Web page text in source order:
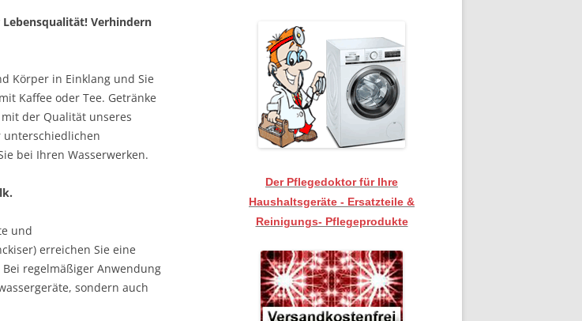
Lebensqualität! Verhindern
Körper in Einklang und Sie
Kaffee oder Tee. Getränke
der Qualität unseres
unterschiedlichen
bei Ihren Wasserwerken.
und
erreichen Sie eine
regelmäßiger Anwendung
sondern auch
Der Pflegedoktor für Ihre
Haushaltsgeräte - Ersatzteile &
Reinigungs- Pflegeprodukte